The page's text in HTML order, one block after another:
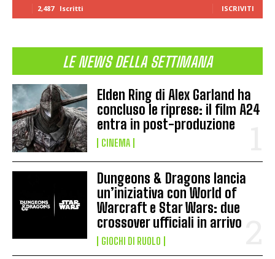
2,487 Iscritti ISCRIVITI
LE NEWS DELLA SETTIMANA
Elden Ring di Alex Garland ha
concluso le riprese: il film A24
entra in post-produzione
CINEMA
Dungeons & Dragons lancia
un’iniziativa con World of
Warcraft e Star Wars: due
crossover ufficiali in arrivo
GIOCHI DI RUOLO